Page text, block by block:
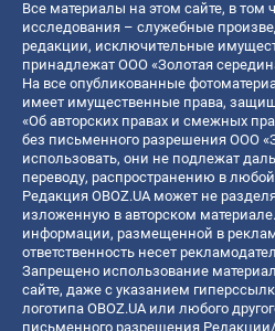
Все материалы на этом сайте, в том
исследования – служебные
редакции, исключительные
принадлежат ООО «Золотая
На все опубликованные
имеет имущественные права,
«Об авторских правах и смежных
без письменного разрешения ООО
использовать, они не подлежат
переводу, распространению в
Редакция OBOZ.UA может не
изложенную в авторском
информации, размещенной в
ответственность несет
Запрещено использование
сайте, даже с указанием
логотипа OBOZ.UA или любого
письменного разрешения